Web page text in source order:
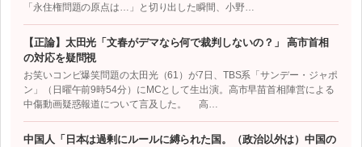
「永住権問題の原点は…」と切り出した瞬間、小野…
【正論】太田光「文春がデマなら何で裁判しないの？」 高市首相
の対応を疑問視
お笑いコンビ爆笑問題の太田光（61）が7日、TBS系「サンデー・ジャポ
ン」（日曜午前9時54分）にMCとして生出演。高市早苗首相陣営による
中傷動画疑惑報道について言及した。 高…
中国人「日本は過剰にルールに縛られた国。（政治以外は）中国の